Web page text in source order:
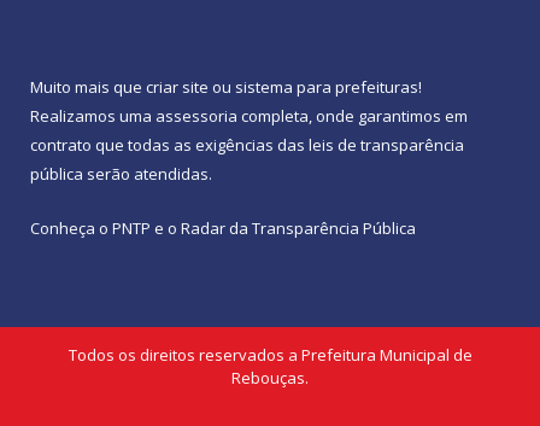
Muito mais que criar site ou sistema para prefeituras!
Realizamos uma assessoria completa, onde garantimos em
contrato que todas as exigências das leis de transparência
pública serão atendidas.
Conheça o PNTP e o Radar da Transparência Pública
Todos os direitos reservados a Prefeitura Municipal de
Rebouças.